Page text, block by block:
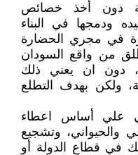
دون أخذ خصائص
ودمجها في البناء
في مجري الحضارة
من واقع السودان
دون ان يعني ذلك
ولكن بهدف التطلع
علي أساس اعطاء
والحيواني، وتشجيع
في قطاع الدولة أو